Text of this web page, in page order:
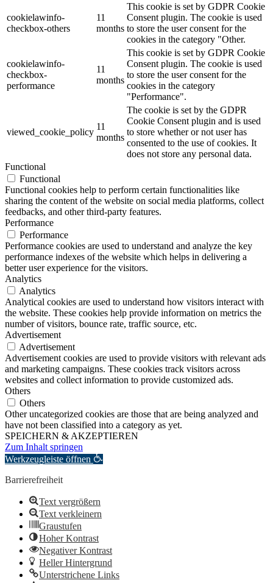
cookielawinfo-
checkbox-others
11
months
This cookie is set by GDPR Cookie
Consent plugin. The cookie is used
to store the user consent for the
cookies in the category "Other.
cookielawinfo-
checkbox-
performance
11
months
This cookie is set by GDPR Cookie
Consent plugin. The cookie is used
to store the user consent for the
cookies in the category
"Performance".
viewed_cookie_policy
11
months
The cookie is set by the GDPR
Cookie Consent plugin and is used
to store whether or not user has
consented to the use of cookies. It
does not store any personal data.
Functional
Functional
Functional cookies help to perform certain functionalities like
sharing the content of the website on social media platforms, collect
feedbacks, and other third-party features.
Performance
Performance
Performance cookies are used to understand and analyze the key
performance indexes of the website which helps in delivering a
better user experience for the visitors.
Analytics
Analytics
Analytical cookies are used to understand how visitors interact with
the website. These cookies help provide information on metrics the
number of visitors, bounce rate, traffic source, etc.
Advertisement
Advertisement
Advertisement cookies are used to provide visitors with relevant ads
and marketing campaigns. These cookies track visitors across
websites and collect information to provide customized ads.
Others
Others
Other uncategorized cookies are those that are being analyzed and
have not been classified into a category as yet.
SPEICHERN & AKZEPTIEREN
Zum Inhalt springen
Werkzeugleiste öffnen
Barrierefreiheit
Text vergrößern
Text verkleinern
Graustufen
Hoher Kontrast
Negativer Kontrast
Heller Hintergrund
Unterstrichene Links